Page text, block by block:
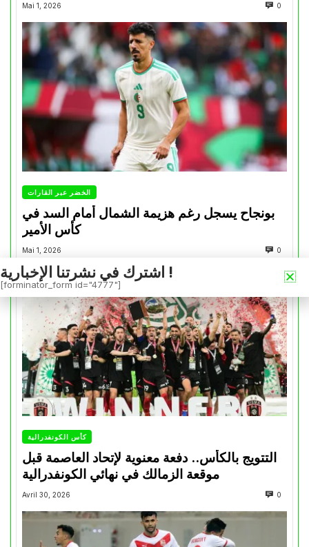
Mai 1, 2026 0
الخضر عبر القارات
بونجاح يسجل رغم هزيمة الشمال أمام السد في
كأس الأمير
Mai 1, 2026 0
كأس الكونفدرالية
التتويج بالكأس.. دفعة معنوية لإتحاد العاصمة قبل
موقعة الزمالك في نهائي الكونفدرالية
Avril 30, 2026 0
اشترك في نشرتنا الإخبارية !
[forminator_form id="4777"]